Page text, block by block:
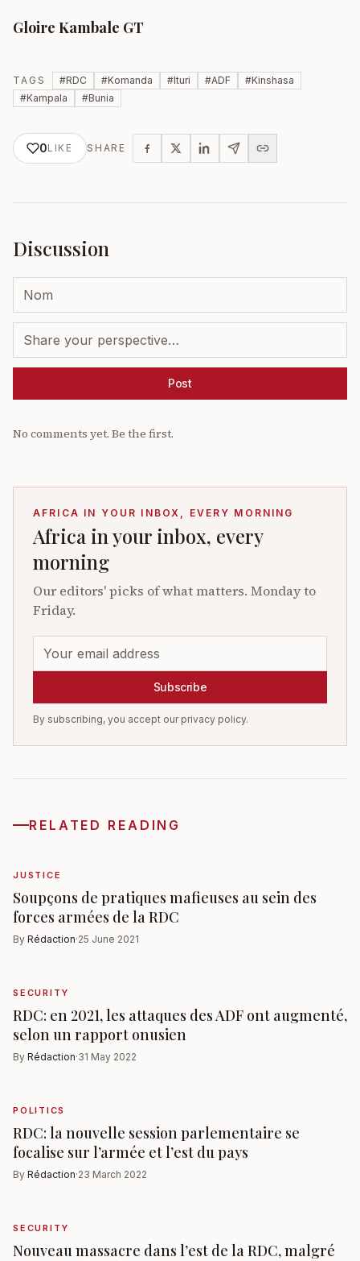
Gloire Kambale GT
TAGS #RDC #Komanda #Ituri #ADF #Kinshasa
#Kampala #Bunia
0LIKE SHARE
Discussion
Post
No comments yet. Be the first.
AFRICA IN YOUR INBOX, EVERY MORNING
Africa in your inbox, every
morning
Our editors' picks of what matters. Monday to
Friday.
Subscribe
By subscribing, you accept our privacy policy.
RELATED READING
JUSTICE
Soupçons de pratiques mafieuses au sein des
forces armées de la RDC
By Rédaction·25 June 2021
SECURITY
RDC: en 2021, les attaques des ADF ont augmenté,
selon un rapport onusien
By Rédaction·31 May 2022
POLITICS
RDC: la nouvelle session parlementaire se
focalise sur l’armée et l’est du pays
By Rédaction·23 March 2022
SECURITY
Nouveau massacre dans l’est de la RDC, malgré